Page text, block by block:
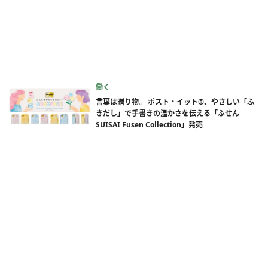
働く
言葉は贈り物。 ポスト・イット®、やさしい「ふ
きだし」で手書きの温かさを伝える「ふせん
SUISAI Fusen Collection」発売